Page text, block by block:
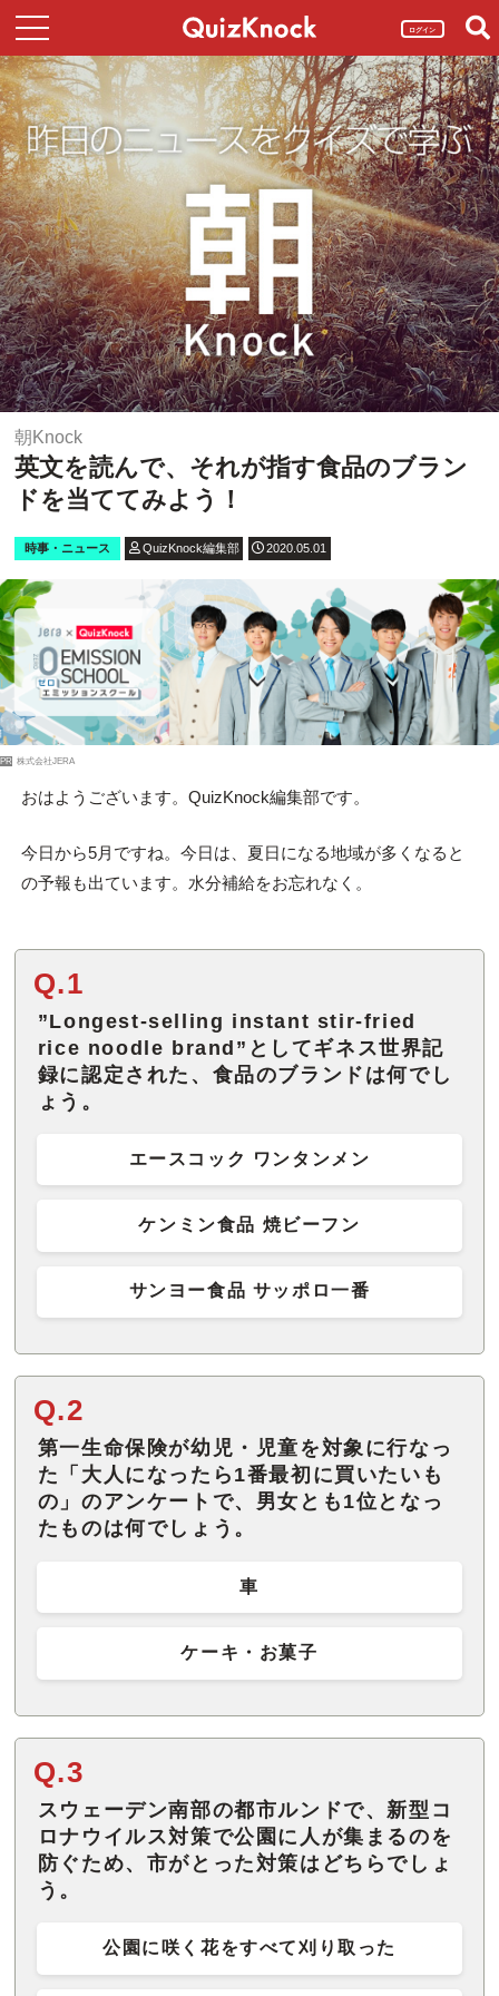
ログイン
朝Knock
英文を読んで、それが指す食品のブラン
ドを当ててみよう！
時事・ニュース QuizKnock編集部 2020.05.01
PR 株式会社JERA
おはようございます。QuizKnock編集部です。
今日から5月ですね。今日は、夏日になる地域が多くなると
の予報も出ています。水分補給をお忘れなく。
Q.1
”Longest-selling instant stir-fried
rice noodle brand”としてギネス世界記
録に認定された、食品のブランドは何でし
ょう。
エースコック ワンタンメン
ケンミン食品 焼ビーフン
サンヨー食品 サッポロ一番
Q.2
第一生命保険が幼児・児童を対象に行なっ
た「大人になったら1番最初に買いたいも
の」のアンケートで、男女とも1位となっ
たものは何でしょう。
車
ケーキ・お菓子
Q.3
スウェーデン南部の都市ルンドで、新型コ
ロナウイルス対策で公園に人が集まるのを
防ぐため、市がとった対策はどちらでしょ
う。
公園に咲く花をすべて刈り取った